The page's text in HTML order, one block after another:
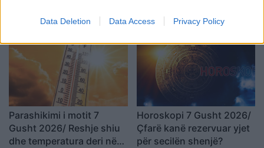
Data Deletion Data Access Privacy Policy
kompania: Do ta apelojmë
arresti kardiak (EMRI)
Parashikimi i motit 7
Gusht 2026/ Reshje shiu
dhe temperatura deri në
Horoskopi 7 Gusht 2026/
Çfarë kanë rezervuar yjet
për secilën shenjë?